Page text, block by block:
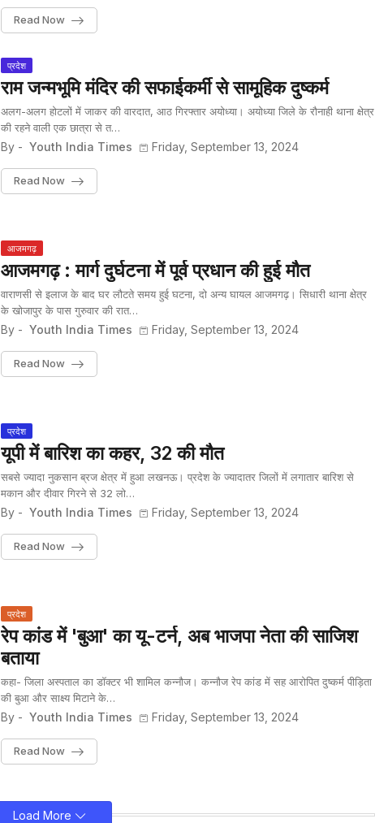
Read Now
प्रदेश
राम जन्मभूमि मंदिर की सफाईकर्मी से सामूहिक दुष्कर्म
अलग-अलग होटलों में जाकर की वारदात, आठ गिरफ्तार अयोध्या। अयोध्या जिले के रौनाही थाना क्षेत्र
की रहने वाली एक छात्रा से त…
By - Youth India Times Friday, September 13, 2024
Read Now
आजमगढ़
आजमगढ़ : मार्ग दुर्घटना में पूर्व प्रधान की हुई मौत
वाराणसी से इलाज के बाद घर लौटते समय हुई घटना, दो अन्य घायल आजमगढ़। सिधारी थाना क्षेत्र
के खोजापुर के पास गुरुवार की रात…
By - Youth India Times Friday, September 13, 2024
Read Now
प्रदेश
यूपी में बारिश का कहर, 32 की मौत
सबसे ज्यादा नुकसान ब्रज क्षेत्र में हुआ लखनऊ। प्रदेश के ज्यादातर जिलों में लगातार बारिश से
मकान और दीवार गिरने से 32 लो…
By - Youth India Times Friday, September 13, 2024
Read Now
प्रदेश
रेप कांड में 'बुआ' का यू-टर्न, अब भाजपा नेता की साजिश
बताया
कहा- जिला अस्पताल का डॉक्टर भी शामिल कन्नौज। कन्नौज रेप कांड में सह आरोपित दुष्कर्म पीड़िता
की बुआ और साक्ष्य मिटाने के…
By - Youth India Times Friday, September 13, 2024
Read Now
Load More